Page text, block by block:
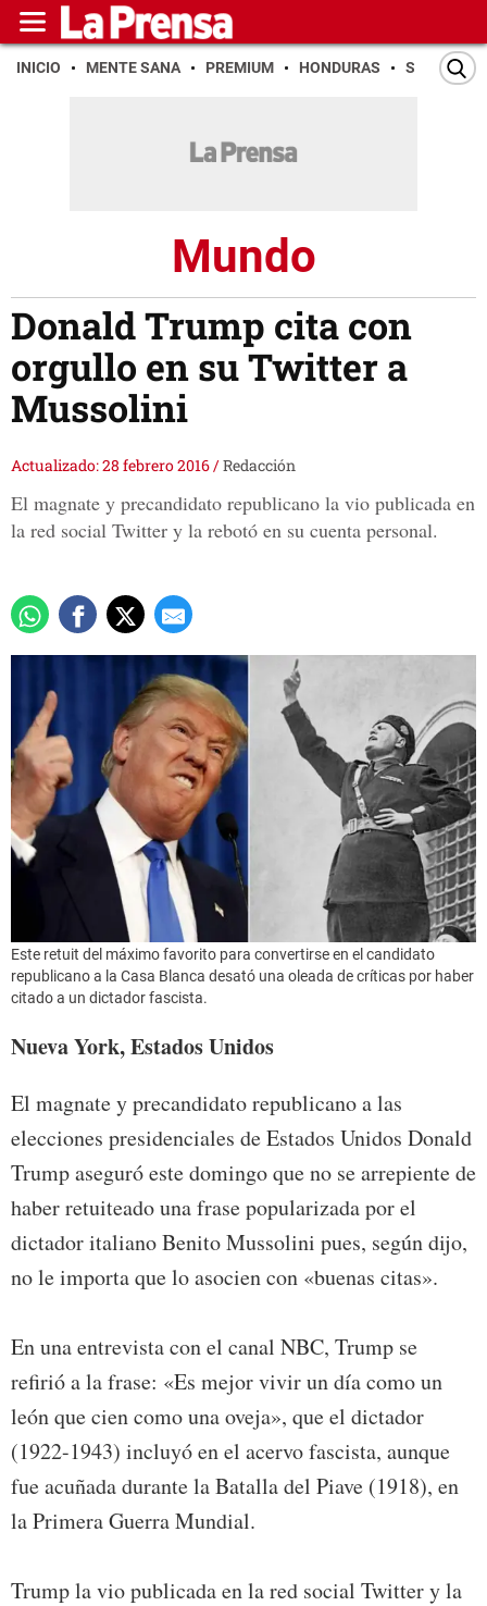
INICIO MENTE SANA PREMIUM HONDURAS SAN PEDRO
Mundo
Donald Trump cita con
orgullo en su Twitter a
Mussolini
Actualizado: 28 febrero 2016/Redacción
El magnate y precandidato republicano la vio publicada en
la red social Twitter y la rebotó en su cuenta personal.
Este retuit del máximo favorito para convertirse en el candidato
republicano a la Casa Blanca desató una oleada de críticas por haber
citado a un dictador fascista.
Nueva York, Estados Unidos
El magnate y precandidato republicano a las
elecciones presidenciales de Estados Unidos Donald
Trump aseguró este domingo que no se arrepiente de
haber retuiteado una frase popularizada por el
dictador italiano Benito Mussolini pues, según dijo,
no le importa que lo asocien con «buenas citas».
En una entrevista con el canal NBC, Trump se
refirió a la frase: «Es mejor vivir un día como un
león que cien como una oveja», que el dictador
(1922-1943) incluyó en el acervo fascista, aunque
fue acuñada durante la Batalla del Piave (1918), en
la Primera Guerra Mundial.
Trump la vio publicada en la red social Twitter y la